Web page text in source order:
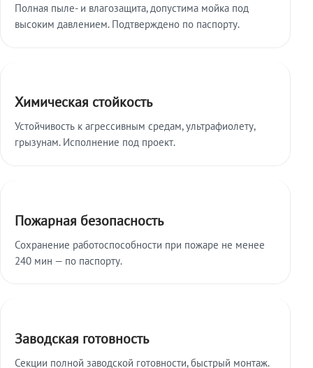
Полная пыле- и влагозащита, допустима мойка под
высоким давлением. Подтверждено по паспорту.
Химическая стойкость
Устойчивость к агрессивным средам, ультрафиолету,
грызунам. Исполнение под проект.
Пожарная безопасность
Сохранение работоспособности при пожаре не менее
240 мин — по паспорту.
Заводская готовность
Секции полной заводской готовности, быстрый монтаж.